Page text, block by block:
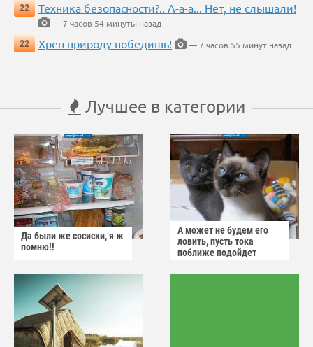
22
Техника безопасности?.. А-а-а... Нет, не слышали!
— 7 часов 54 минуты назад
22
Хрен природу победишь! — 7 часов 55 минут назад
Лучшее в категории
Да были же сосиски, я ж
помню!!
А может не будем его
ловить, пусть тока
поближе подойдет